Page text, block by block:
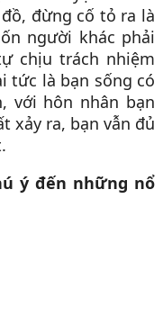
đừng cố tỏ ra là
người khác phải
chịu trách nhiệm
tức là bạn sống có
với hôn nhân bạn
xảy ra, bạn vẫn đủ
ý đến những nổ